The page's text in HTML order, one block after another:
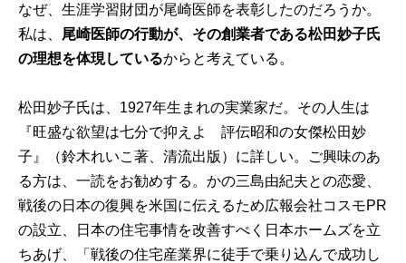
なぜ、生涯学習財団が尾崎医師を表彰したのだろうか。
私は、 尾崎医師の行動が、その創業者である松田妙子氏
の理想を体現しているからと考えている。
松田妙子氏は、1927年生まれの実業家だ。その人生は
『旺盛な欲望は七分で抑えよ 評伝昭和の女傑松田妙
子 』（鈴木れいこ著、清流出版）に詳しい。ご興味のあ
る方は、一読をお勧めする。かの三島由紀夫との恋愛、
戦後の日本の復興を米国に伝えるため広報会社コスモPR
の設立、日本の住宅事情を改善すべく日本ホームズを立
ちあげ、「戦後の住宅産業界に徒手で乗り込んで成功し